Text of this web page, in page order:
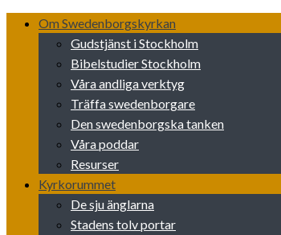
Skip
Om Swedenborgskyrkan
Gudstjänst i Stockholm
Bibelstudier Stockholm
Våra andliga verktyg
Träffa swedenborgare
Den swedenborgska tanken
Våra poddar
Resurser
Kyrkorummet
De sju änglarna
Stadens tolv portar